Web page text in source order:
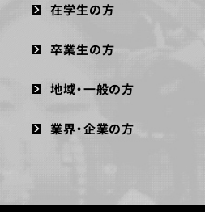
在学生の方
卒業生の方
地域・一般の方
業界・企業の方